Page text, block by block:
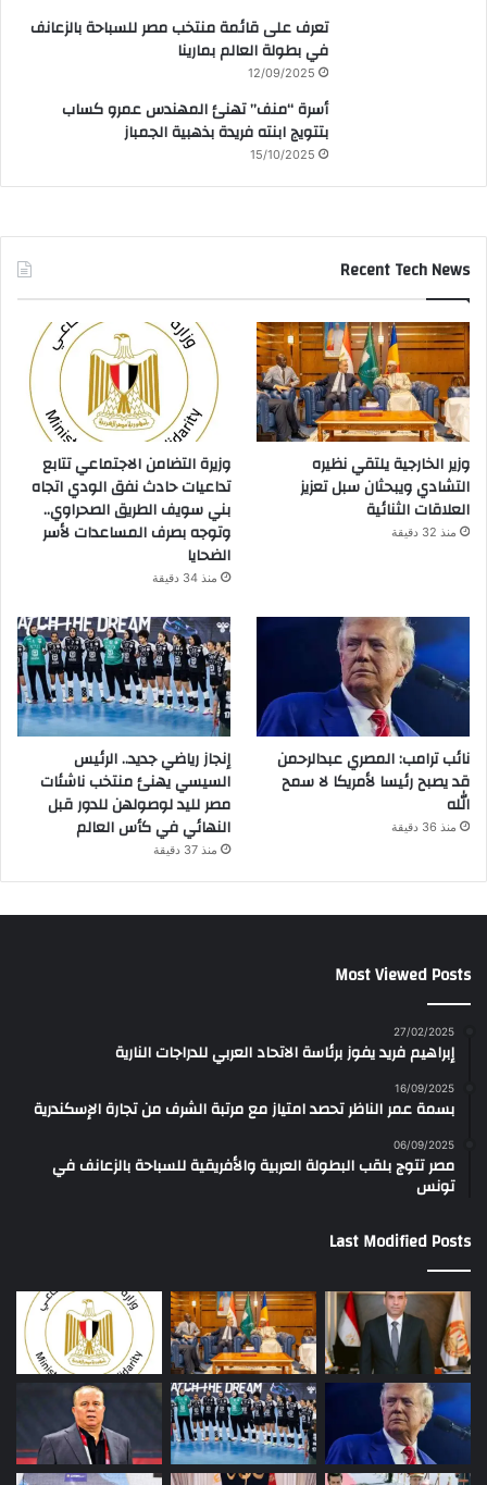
تعرف على قائمة منتخب مصر للسباحة بالزعانف
في بطولة العالم بمارينا
12/09/2025
أسرة “منف” تهنئ المهندس عمرو كساب
بتتويج ابنته فريدة بذهبية الجمباز
15/10/2025
Recent Tech News
وزير الخارجية يلتقي نظيره
التشادي ويبحثان سبل تعزيز
العلاقات الثنائية
منذ 32 دقيقة
وزيرة التضامن الاجتماعي تتابع
تداعيات حادث نفق الودي اتجاه
بني سويف الطريق الصحراوي..
وتوجه بصرف المساعدات لأسر
الضحايا
منذ 34 دقيقة
نائب ترامب: المصري عبدالرحمن
قد يصبح رئيسا لأمريكا لا سمح
الله
منذ 36 دقيقة
إنجاز رياضي جديد.. الرئيس
السيسي يهنئ منتخب ناشئات
مصر لليد لوصولهن للدور قبل
النهائي في كأس العالم
منذ 37 دقيقة
Most Viewed Posts
27/02/2025
إبراهيم فريد يفوز برئاسة الاتحاد العربي للدراجات النارية
16/09/2025
بسمة عمر الناظر تحصد امتياز مع مرتبة الشرف من تجارة الإسكندرية
06/09/2025
مصر تتوج بلقب البطولة العربية والأفريقية للسباحة بالزعانف في
تونس
Last Modified Posts